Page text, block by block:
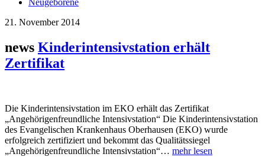
Neugeborene
21. November 2014
news Kinderintensivstation erhält
Zertifikat
Die Kinderintensivstation im EKO erhält das Zertifikat
„Angehörigenfreundliche Intensivstation“ Die Kinderintensivstation
des Evangelischen Krankenhaus Oberhausen (EKO) wurde
erfolgreich zertifiziert und bekommt das Qualitätssiegel
„Angehörigenfreundliche Intensivstation“… mehr lesen